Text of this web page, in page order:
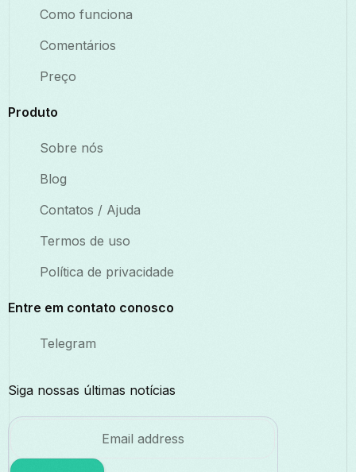
Como funciona
Comentários
Preço
Produto
Sobre nós
Blog
Contatos / Ajuda
Termos de uso
Política de privacidade
Entre em contato conosco
Telegram
Siga nossas últimas notícias